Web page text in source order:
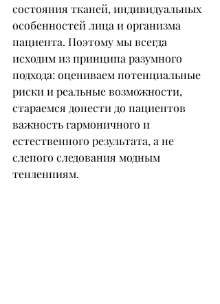
состояния тканей, индивидуальных
особенностей лица и организма
пациента. Поэтому мы всегда
исходим из принципа разумного
подхода: оцениваем потенциальные
риски и реальные возможности,
стараемся донести до пациентов
важность гармоничного и
естественного результата, а не
слепого следования модным
тенденциям.